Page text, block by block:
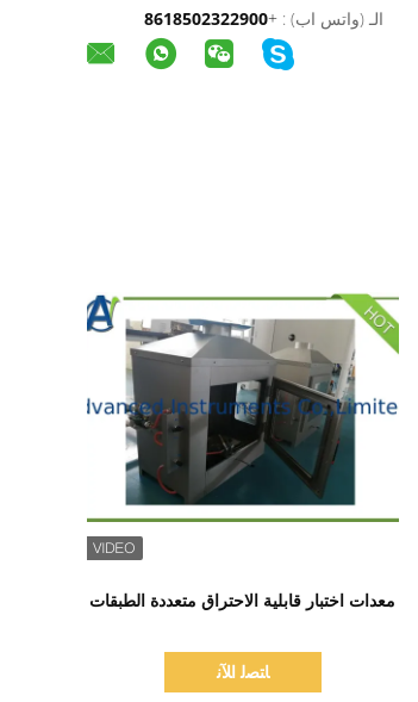
الـ (واتس اب) : +
8618502322900
معدات اختبار قابلية الاحتراق متعددة الطبقات
ﺎﺘﺼﻟ ﺍﻶﻧ